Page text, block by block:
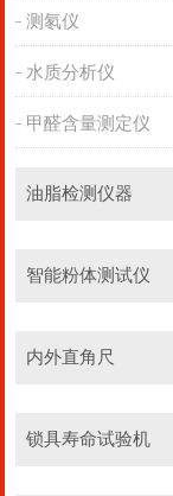
测氡仪
水质分析仪
甲醛含量测定仪
油脂检测仪器
智能粉体测试仪
内外直角尺
锁具寿命试验机